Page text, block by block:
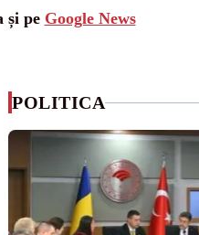
și pe Google News
POLITICA